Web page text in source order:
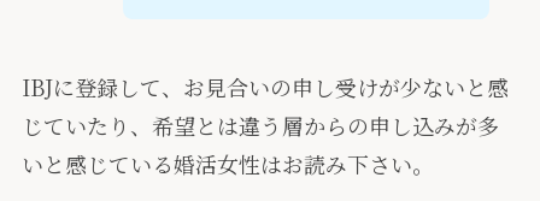
IBJに登録して、お見合いの申し受けが少ないと感
じていたり、希望とは違う層からの申し込みが多
いと感じている婚活女性はお読み下さい。